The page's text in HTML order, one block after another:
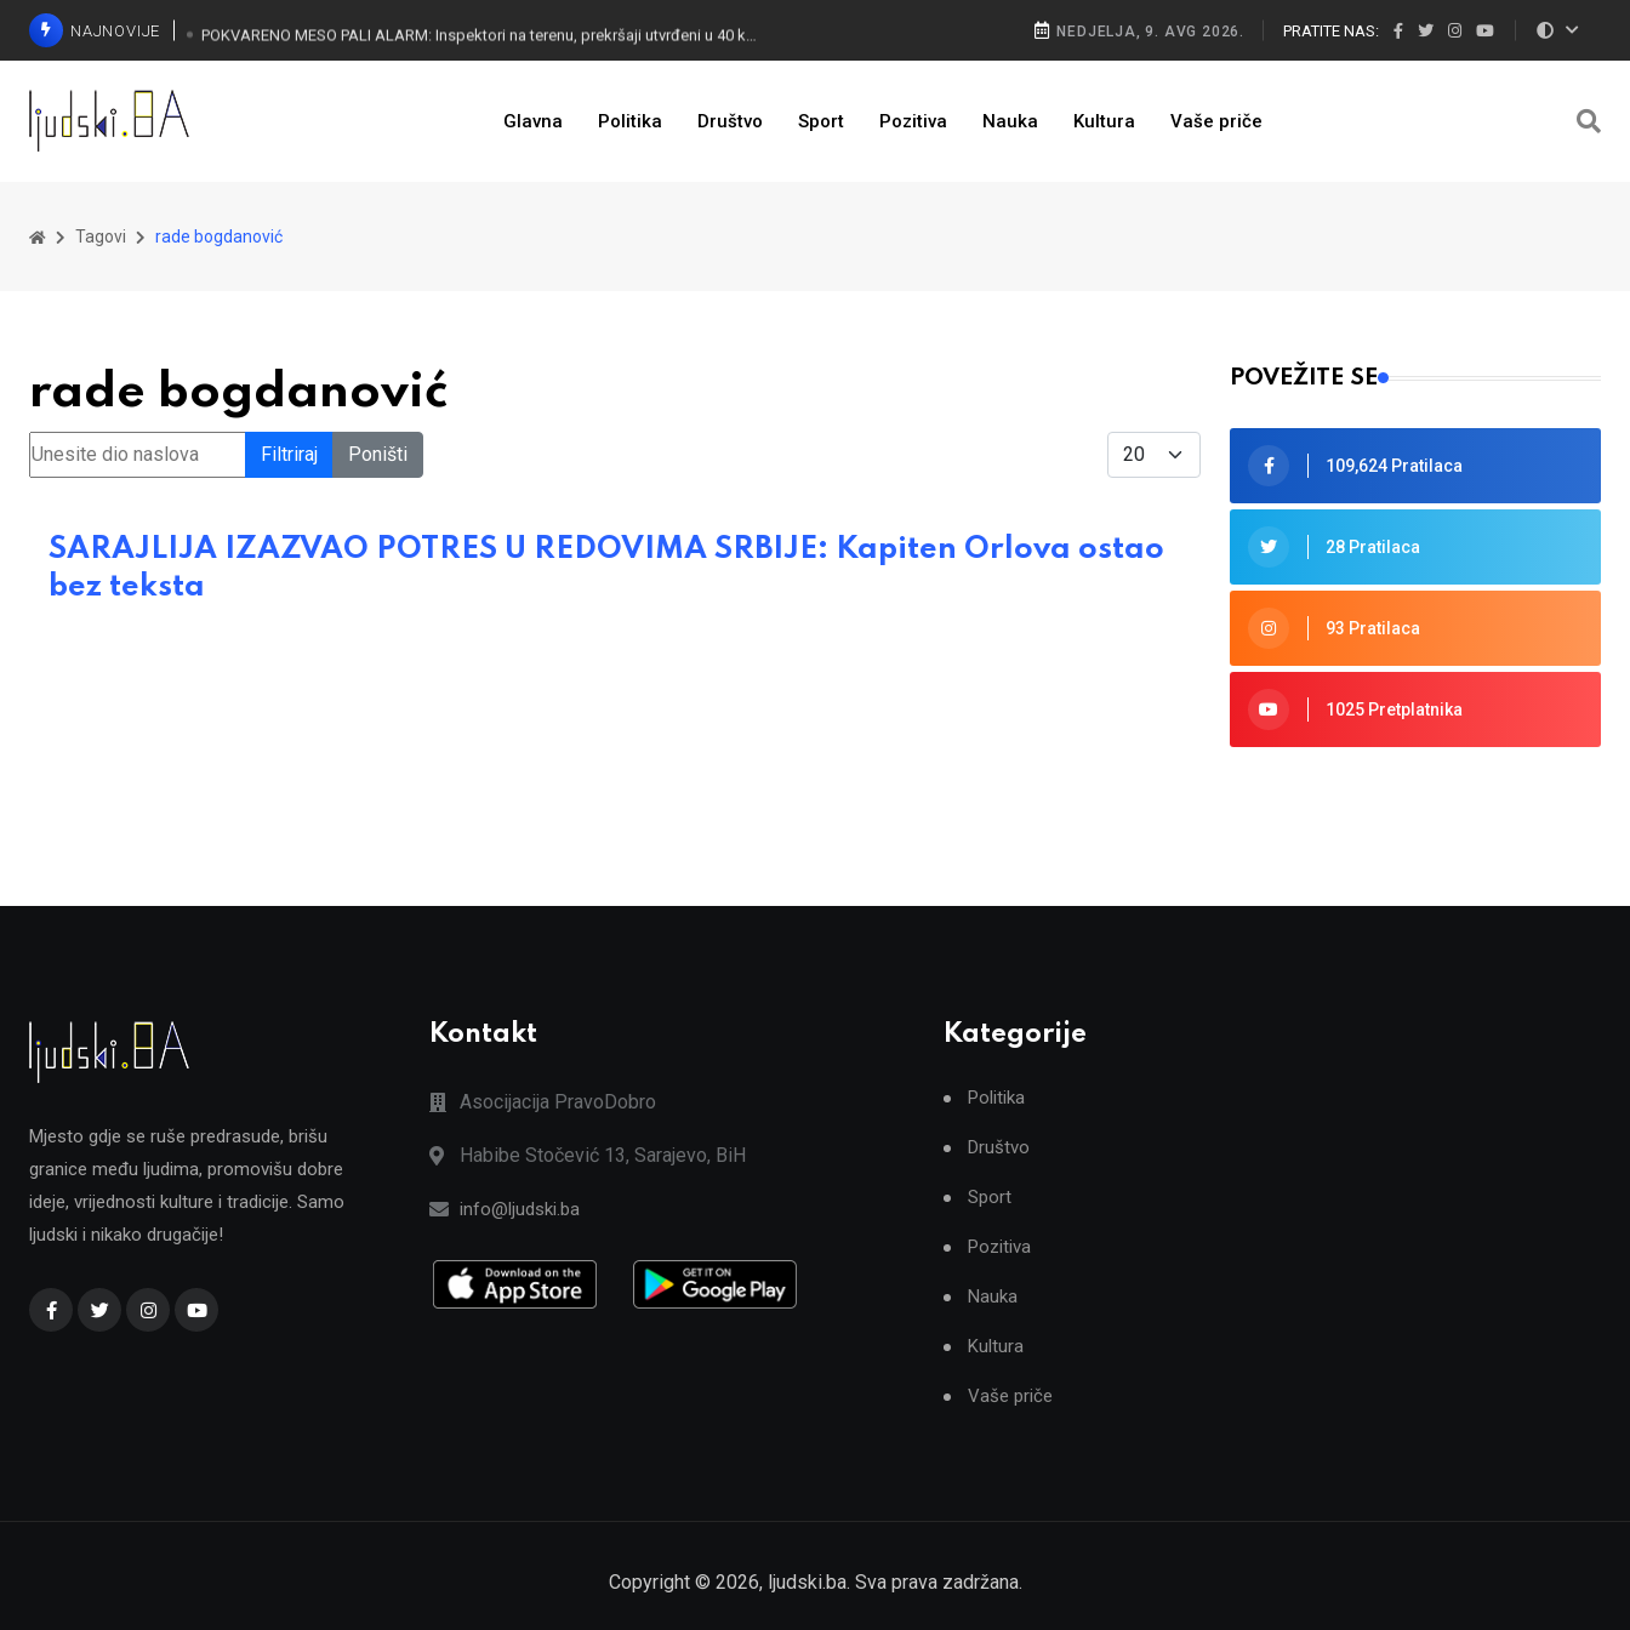
NAJNOVIJE NEDJELJA, 9. AVG 2026. PRATITE NAS:
Glavna Politika Društvo Sport Pozitiva Nauka Kultura Vaše priče
Tagovi rade bogdanović
rade bogdanović
Unesite dio naslova Filtriraj Poništi Display #
SARAJLIJA IZAZVAO POTRES U REDOVIMA SRBIJE: Kapiten Orlova ostao
bez teksta
POVEŽITE SE
109,624 Pratilaca
28 Pratilaca
93 Pratilaca
1025 Pretplatnika
Mjesto gdje se ruše predrasude, brišu
granice među ljudima, promovišu dobre
ideje, vrijednosti kulture i tradicije. Samo
ljudski i nikako drugačije!
Kontakt
Asocijacija PravoDobro
Habibe Stočević 13, Sarajevo, BiH
info@ljudski.ba
Kategorije
Politika
Društvo
Sport
Pozitiva
Nauka
Kultura
Vaše priče
Copyright © 2026, ljudski.ba. Sva prava zadržana.